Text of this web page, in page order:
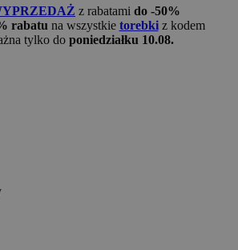
z rabatami do -50%
rabatu na wszystkie torebkiz kodem
tylko do poniedziałku 10.08.